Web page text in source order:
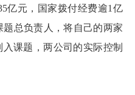
亿元，国家拨付经费逾1亿
总负责人，将自己的两家
课题，两公司的实际控制